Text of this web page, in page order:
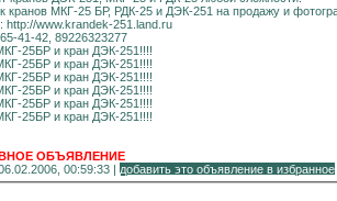
кранов МКГ-25 БР, РДК-25 и ДЭК-251 на продажу и
http://www.krandek-251.land.ru
41-42, 89226323277
25БР и кран ДЭК-251!!!!
25БР и кран ДЭК-251!!!!
25БР и кран ДЭК-251!!!!
25БР и кран ДЭК-251!!!!
25БР и кран ДЭК-251!!!!
25БР и кран ДЭК-251!!!!
ОБЪЯВЛЕНИЕ
00:59:33 | добавить это объявление в избранное